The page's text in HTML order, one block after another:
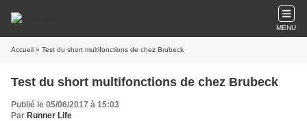
MENU
Accueil » Test du short multifonctions de chez Brubeck
Test du short multifonctions de chez Brubeck
Publié le 05/06/2017 à 15:03
Par Runner Life